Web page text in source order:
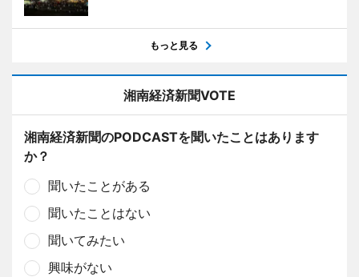
もっと見る
湘南経済新聞VOTE
湘南経済新聞のPODCASTを聞いたことはあります
か？
聞いたことがある
聞いたことはない
聞いてみたい
興味がない